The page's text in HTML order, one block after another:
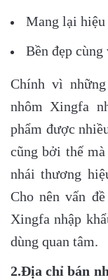
Mang lại hiệu
Bền đẹp
Chính vì
nhôm Xingfa
phẩm được
cũng bởi thế
nhái thương
Cho nên vấn
Xingfa nhập
dùng quan tâm.
2.Địa chỉ bán